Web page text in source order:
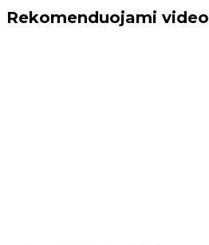
Rekomenduojami video